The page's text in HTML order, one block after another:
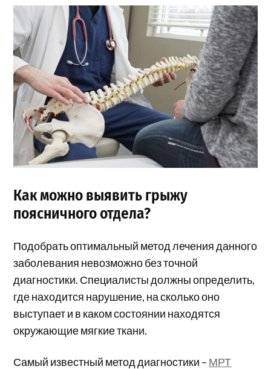
Как можно выявить грыжу
поясничного отдела?
Подобрать оптимальный метод лечения данного
заболевания невозможно без точной
диагностики. Специалисты должны определить,
где находится нарушение, на сколько оно
выступает и в каком состоянии находятся
окружающие мягкие ткани.
Самый известный метод диагностики – МРТ